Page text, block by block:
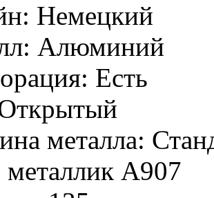
Немецкий
Алюминий
Есть
металла:
металлик А907